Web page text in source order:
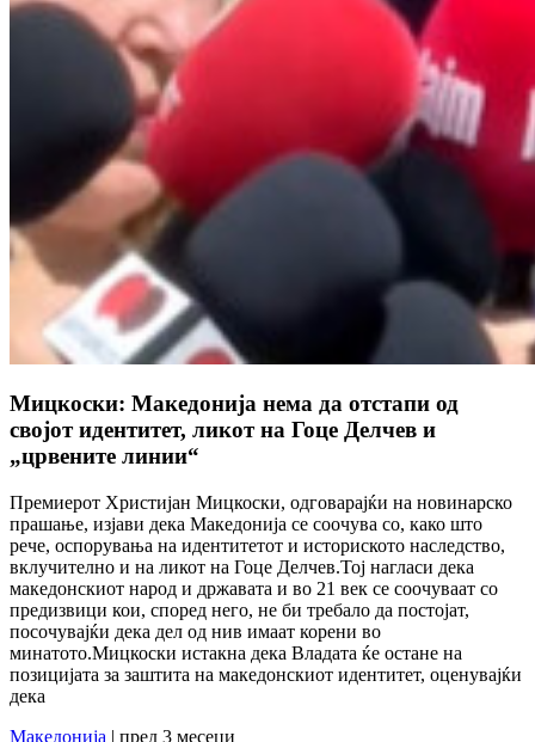
Мицкоски: Македонија нема да отстапи од
својот идентитет, ликот на Гоце Делчев и
„црвените линии“
Премиерот Христијан Мицкоски, одговарајќи на новинарско
прашање, изјави дека Македонија се соочува со, како што
рече, оспорувања на идентитетот и историското наследство,
вклучително и на ликот на Гоце Делчев.Тој нагласи дека
македонскиот народ и државата и во 21 век се соочуваат со
предизвици кои, според него, не би требало да постојат,
посочувајќи дека дел од нив имаат корени во
минатото.Мицкоски истакна дека Владата ќе остане на
позицијата за заштита на македонскиот идентитет, оценувајќи
дека
Македонија | пред 3 месеци